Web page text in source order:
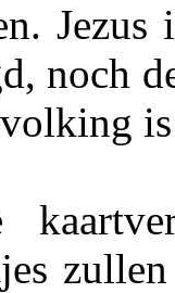
Jezus
noch